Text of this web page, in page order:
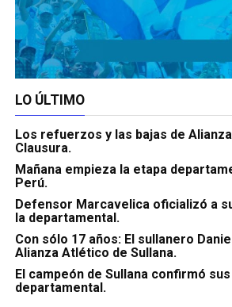
LO ÚLTIMO
Los refuerzos y las bajas de
Clausura.
Mañana empieza la etapa
Perú.
Defensor Marcavelica oficializó a
la departamental.
Con sólo 17 años: El sullanero
Alianza Atlético de Sullana.
El campeón de Sullana confirmó
departamental.